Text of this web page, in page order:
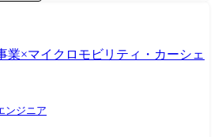
・品質・納期管理 ・社内プロジェクトマネ
、進捗管理
業×マイクロモビリティ・カーシェ
ンジニア